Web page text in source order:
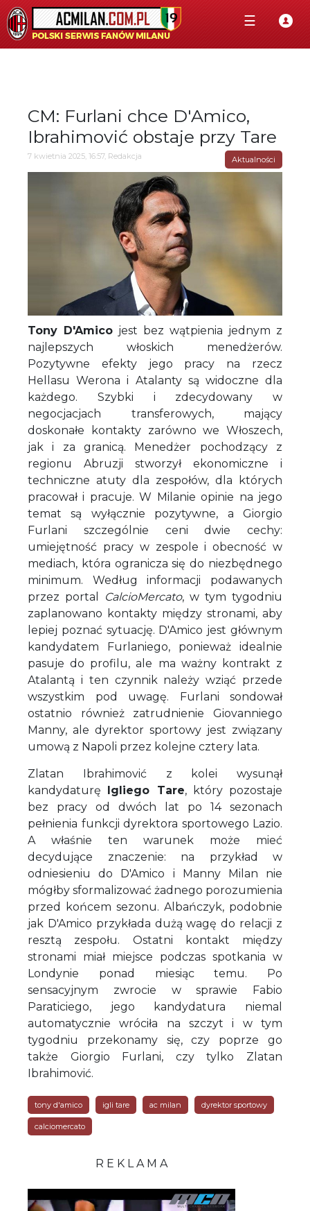
☰
CM: Furlani chce D'Amico,
Ibrahimović obstaje przy Tare
7 kwietnia 2025, 16:57, Redakcja Aktualności
Tony D'Amico jest bez wątpienia jednym z
najlepszych włoskich menedżerów.
Pozytywne efekty jego pracy na rzecz
Hellasu Werona i Atalanty są widoczne dla
każdego. Szybki i zdecydowany w
negocjacjach transferowych, mający
doskonałe kontakty zarówno we Włoszech,
jak i za granicą. Menedżer pochodzący z
regionu Abruzji stworzył ekonomiczne i
techniczne atuty dla zespołów, dla których
pracował i pracuje. W Milanie opinie na jego
temat są wyłącznie pozytywne, a Giorgio
Furlani szczególnie ceni dwie cechy:
umiejętność pracy w zespole i obecność w
mediach, która ogranicza się do niezbędnego
minimum. Według informacji podawanych
przez portal
CalcioMercato, w tym tygodniu
zaplanowano kontakty między stronami, aby
lepiej poznać sytuację. D'Amico jest głównym
kandydatem Furlaniego, ponieważ idealnie
pasuje do profilu, ale ma ważny kontrakt z
Atalantą i ten czynnik należy wziąć przede
wszystkim pod uwagę. Furlani sondował
ostatnio również zatrudnienie Giovanniego
Manny, ale dyrektor sportowy jest związany
umową z Napoli przez kolejne cztery lata.
Zlatan Ibrahimović z kolei wysunął
kandydaturę Igliego Tare, który pozostaje
bez pracy od dwóch lat po 14 sezonach
pełnienia funkcji dyrektora sportowego Lazio.
A właśnie ten warunek może mieć
decydujące znaczenie: na przykład w
odniesieniu do D'Amico i Manny Milan nie
mógłby sformalizować żadnego porozumienia
przed końcem sezonu. Albańczyk, podobnie
jak D'Amico przykłada dużą wagę do relacji z
resztą zespołu. Ostatni kontakt między
stronami miał miejsce podczas spotkania w
Londynie ponad miesiąc temu. Po
sensacyjnym zwrocie w sprawie Fabio
Paraticiego, jego kandydatura niemal
automatycznie wróciła na szczyt i w tym
tygodniu przekonamy się, czy poprze go
także Giorgio Furlani, czy tylko Zlatan
Ibrahimović.
tony d'amico igli tare ac milan dyrektor sportowy
calciomercato
R E K L A M A